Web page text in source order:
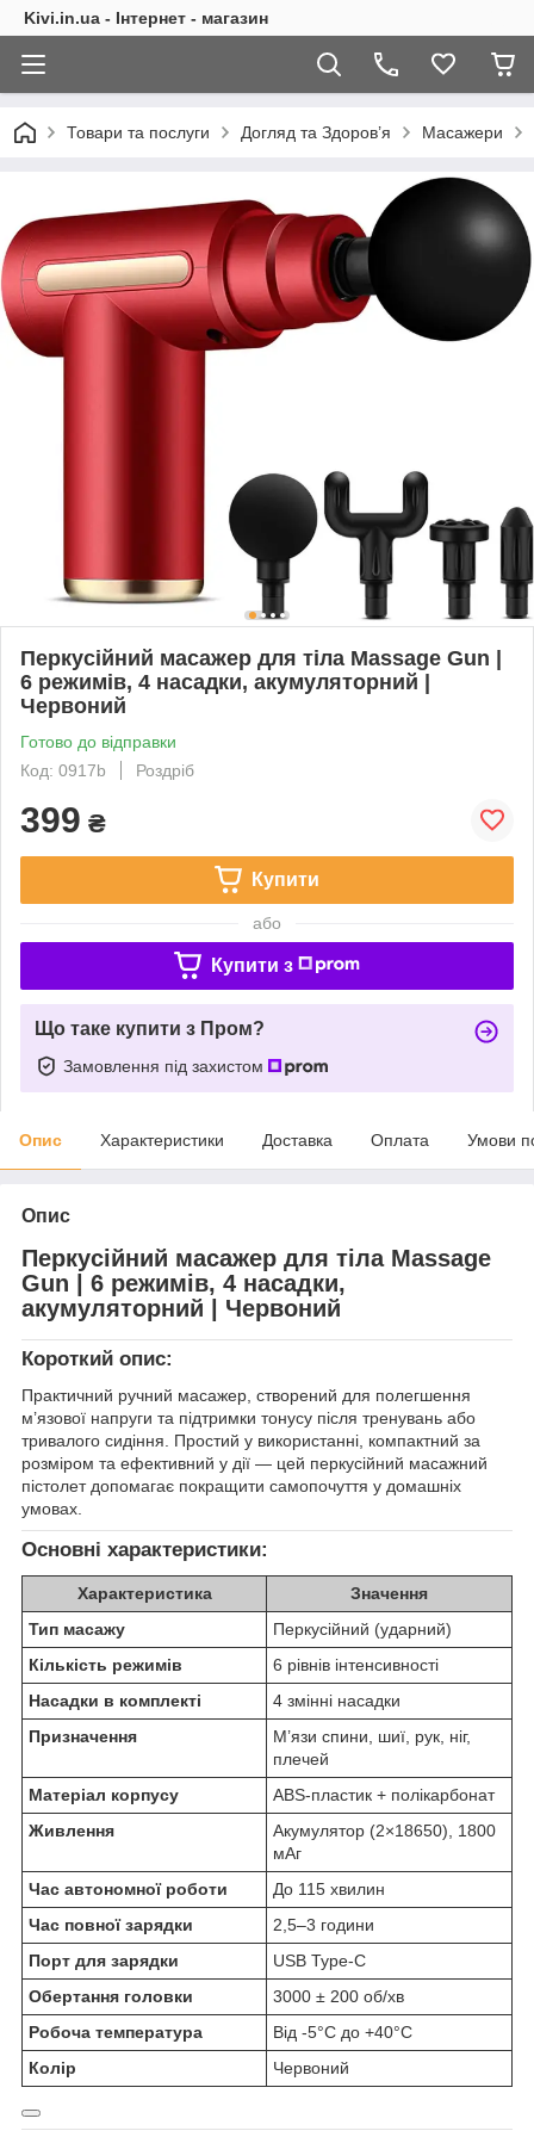
Kivi.in.ua - Інтернет - магазин
Товари та послуги Догляд та Здоров’я Масажери
Перкусійний масажер для тіла Massage Gun |
6 режимів, 4 насадки, акумуляторний |
Червоний
Готово до відправки
Код: 0917b
Роздріб
399 ₴
Купити
або
Купити з
Що таке купити з Пром?
Замовлення під захистом
Опис Характеристики Доставка Оплата Умови
Опис
Перкусійний масажер для тіла Massage
Gun | 6 режимів, 4 насадки,
акумуляторний | Червоний
Короткий опис:
Практичний ручний масажер, створений для полегшення
м’язової напруги та підтримки тонусу після тренувань або
тривалого сидіння. Простий у використанні, компактний за
розміром та ефективний у дії — цей перкусійний масажний
пістолет допомагає покращити самопочуття у домашніх
умовах.
Основні характеристики:
Характеристика
Значення
Тип масажу
Перкусійний (ударний)
Кількість режимів
6 рівнів інтенсивності
Насадки в комплекті
4 змінні насадки
Призначення
М’язи спини, шиї, рук, ніг,
плечей
Матеріал корпусу
ABS-пластик + полікарбонат
Живлення
Акумулятор (2×18650), 1800
мАг
Час автономної роботи
До 115 хвилин
Час повної зарядки
2,5–3 години
Порт для зарядки
USB Type-C
Обертання головки
3000 ± 200 об/хв
Робоча температура
Від -5°C до +40°C
Колір
Червоний